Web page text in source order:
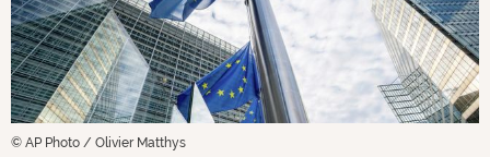
© AP Photo / Olivier Matthys